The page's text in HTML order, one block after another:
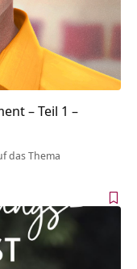
– Teil 1 –
das Thema